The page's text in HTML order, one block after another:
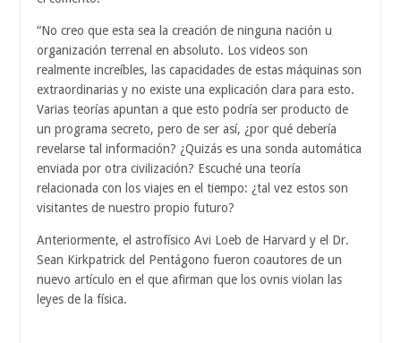
“No creo que esta sea la creación de ninguna nación u
organización terrenal en absoluto. Los videos son
realmente increíbles, las capacidades de estas máquinas son
extraordinarias y no existe una explicación clara para esto.
Varias teorías apuntan a que esto podría ser producto de
un programa secreto, pero de ser así, ¿por qué debería
revelarse tal información? ¿Quizás es una sonda automática
enviada por otra civilización? Escuché una teoría
relacionada con los viajes en el tiempo: ¿tal vez estos son
visitantes de nuestro propio futuro?
Anteriormente, el astrofísico Avi Loeb de Harvard y el Dr.
Sean Kirkpatrick del Pentágono fueron coautores de un
nuevo artículo en el que afirman que los ovnis violan las
leyes de la física.